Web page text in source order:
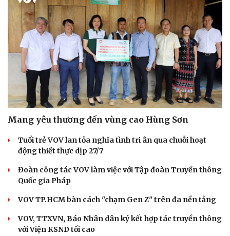
Cải chính
Mang yêu thương đến vùng cao Hùng Sơn
Tuổi trẻ VOV lan tỏa nghĩa tình tri ân qua chuỗi hoạt
động thiết thực dịp 27/7
Đoàn công tác VOV làm việc với Tập đoàn Truyền thông
Quốc gia Pháp
VOV TP.HCM bàn cách "chạm Gen Z" trên đa nền tảng
VOV, TTXVN, Báo Nhân dân ký kết hợp tác truyền thông
với Viện KSND tối cao